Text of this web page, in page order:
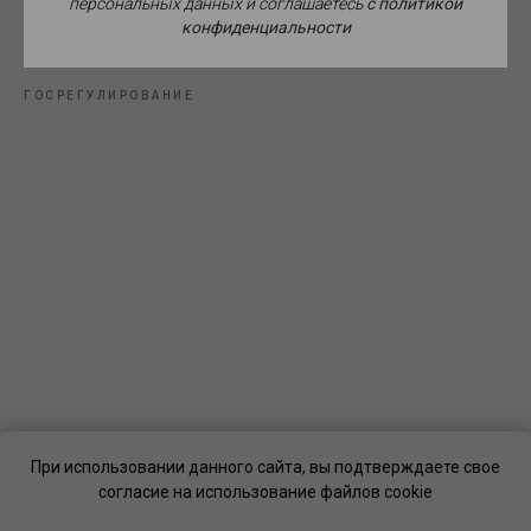
При использовании данного сайта, вы подтверждаете свое
согласие на использование файлов cookie
Источник фото: Росгвардия.
ГОСРЕГУЛИРОВАНИЕ
конфиденциальности